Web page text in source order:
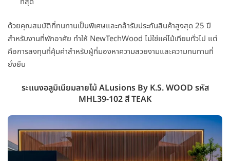
ด้วยคุณสมบัติที่ทนทานเป็นพิเศษและกล้ารับประกันสินค้าสูงสุด 25 ปี
สำหรับงานที่พักอาศัย ทำให้ NewTechWood ไม่ใช่แค่ไม้เทียมทั่วไป แต่
คือการลงทุนที่คุ้มค่าสำหรับผู้ที่มองหาความสวยงามและความทนทานที่
ยั่งยืน
ระแนงอลูมิเนียมลายไม้ ALusions By K.S. WOOD รหัส
MHL39-102 สี TEAK